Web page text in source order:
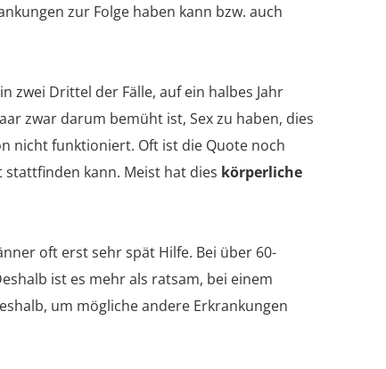
zur Folge haben kann bzw. auch
zwei Drittel der Fälle, auf ein halbes Jahr
zwar darum bemüht ist, Sex zu haben, dies
nicht funktioniert. Oft ist die Quote noch
stattfinden kann. Meist hat dies körperliche
oft erst sehr spät Hilfe. Bei über 60-
ist es mehr als ratsam, bei einem
um mögliche andere Erkrankungen